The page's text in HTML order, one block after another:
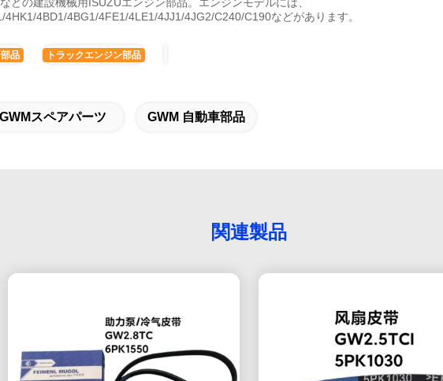
4BD1/4BG1/4FE1/4LE1/4JJ1/4JG2/C240/C190などがあります。
品 トラックエンジン部品
GWMスペアパーツ GWM 自動車部品
関連製品